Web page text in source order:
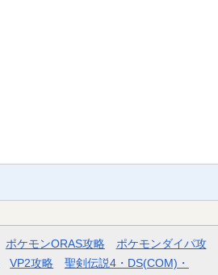
ポケモンORAS攻略
ポケモンダイパ攻
VP2攻略 聖剣伝説4・DS(COM)・